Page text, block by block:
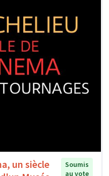
un siècle
Soumis
au vote